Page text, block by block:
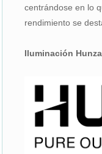
centrándose en lo
rendimiento se
Iluminación Hunza